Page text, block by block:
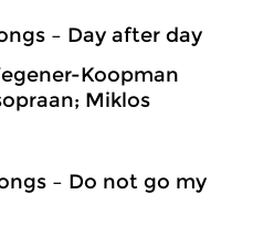
– Day after day
Koopman
Miklos
– Do not go my